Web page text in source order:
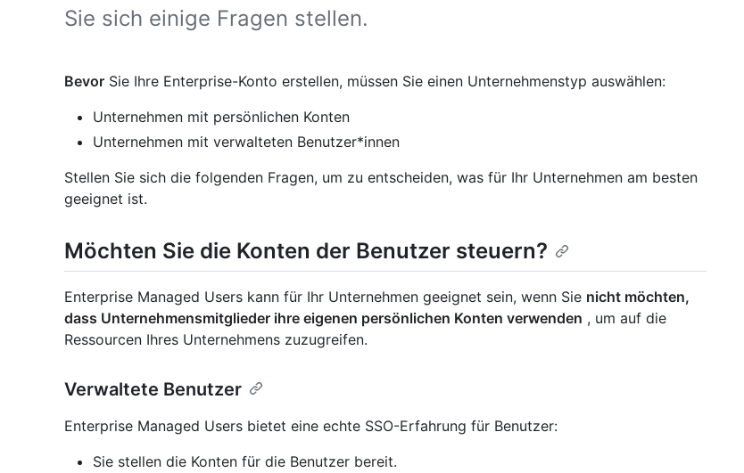
Sie sich einige Fragen stellen.
Bevor Sie Ihre Enterprise-Konto erstellen, müssen Sie einen Unternehmenstyp auswählen:
Unternehmen mit persönlichen Konten
Unternehmen mit verwalteten Benutzer*innen
Stellen Sie sich die folgenden Fragen, um zu entscheiden, was für Ihr Unternehmen am besten
geeignet ist.
Möchten Sie die Konten der Benutzer steuern?
Enterprise Managed Users kann für Ihr Unternehmen geeignet sein, wenn Sie nicht möchten,
dass Unternehmensmitglieder ihre eigenen persönlichen Konten verwenden , um auf die
Ressourcen Ihres Unternehmens zuzugreifen.
Verwaltete Benutzer
Enterprise Managed Users bietet eine echte SSO-Erfahrung für Benutzer:
Sie stellen die Konten für die Benutzer bereit.